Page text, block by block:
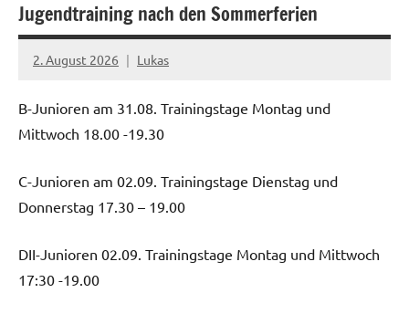
Jugendtraining nach den Sommerferien
2. August 2026 Lukas
B-Junioren am 31.08. Trainingstage Montag und
Mittwoch 18.00 -19.30
C-Junioren am 02.09. Trainingstage Dienstag und
Donnerstag 17.30 – 19.00
DII-Junioren 02.09. Trainingstage Montag und Mittwoch
17:30 -19.00